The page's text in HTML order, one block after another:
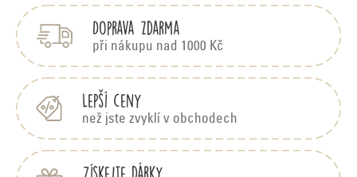
Doprava zdarma
při nákupu nad 1000 Kč
Lepší ceny
než jste zvyklí v obchodech
Získejte dárky